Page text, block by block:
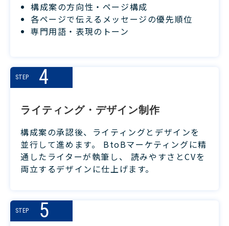
構成案の方向性・ページ構成
各ページで伝えるメッセージの優先順位
専門用語・表現のトーン
STEP 4
ライティング・デザイン制作
構成案の承認後、ライティングとデザインを
並行して進めます。 BtoBマーケティングに精
通したライターが執筆し、 読みやすさとCVを
両立するデザインに仕上げます。
STEP 5